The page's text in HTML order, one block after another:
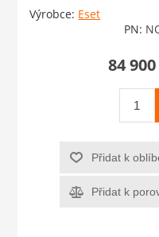
Výrobce: Eset
PN:
84
Přidat k
Přidat k